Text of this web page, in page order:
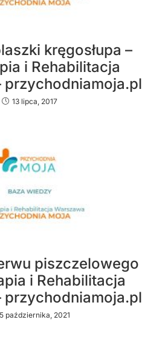
kręgosłupa –
i Rehabilitacja
przychodniamoja.pl
13 lipca, 2017
piszczelowego
i Rehabilitacja
przychodniamoja.pl
5 października, 2021